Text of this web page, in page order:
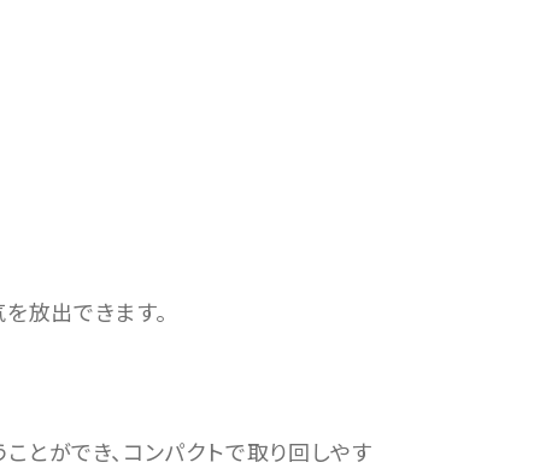
放出できます。
ができ、コンパクトで取り回しやす